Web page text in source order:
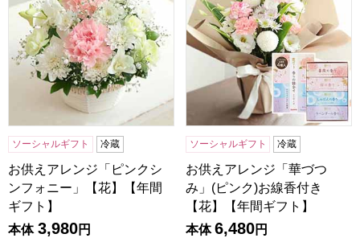
ソーシャルギフト 冷蔵
お供えアレンジ「ピンクシ
ンフォニー」【花】【年間
ギフト】
本体 3,980円
ソーシャルギフト 冷蔵
お供えアレンジ「華づつ
み」(ピンク)お線香付き
【花】【年間ギフト】
本体 6,480円